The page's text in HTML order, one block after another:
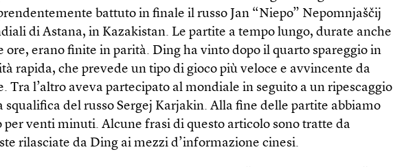
battuto in finale il russo Jan “Niepo” Nepomnjaščij
di Astana, in Kazakistan. Le partite a tempo lungo, durate anche
ore, erano finite in parità. Ding ha vinto dopo il quarto spareggio in
rapida, che prevede un tipo di gioco più veloce e avvincente da
Tra l’altro aveva partecipato al mondiale in seguito a un ripescaggio
squalifica del russo Sergej Karjakin. Alla fine delle partite abbiamo
per venti minuti. Alcune frasi di questo articolo sono tratte da
rilasciate da Ding ai mezzi d’informazione cinesi.